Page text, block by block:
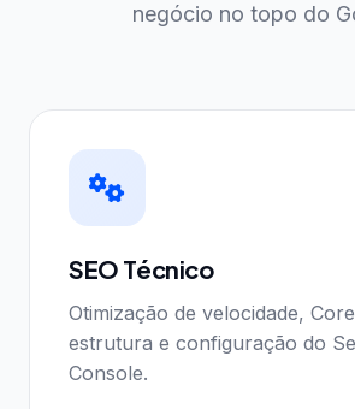
negócio no topo do
SEO Técnico
Otimização de velocidade,
estrutura e configuração do
Console.